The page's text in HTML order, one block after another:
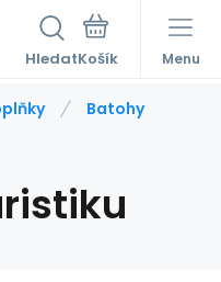
Hledat Menu
Batohy